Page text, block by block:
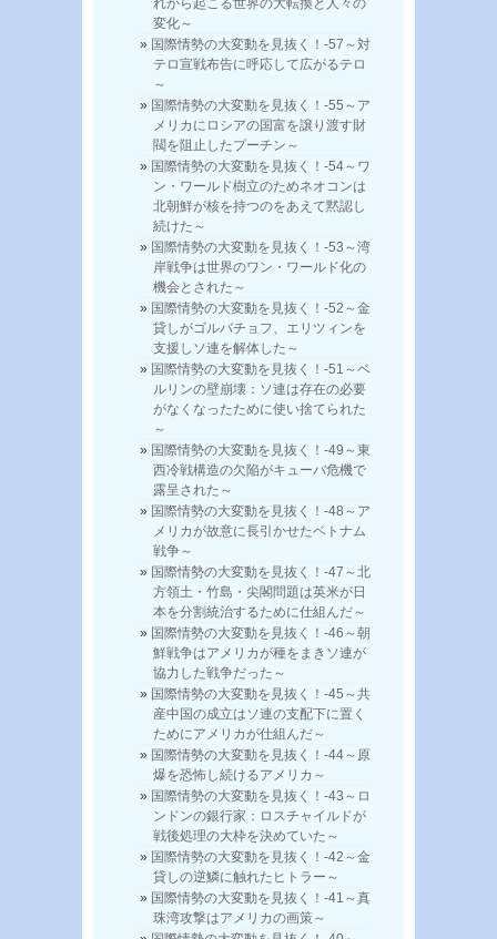
変化～
国際情勢の大変動を見抜く！-57～対
テロ宣戦布告に呼応して広がるテロ
～
国際情勢の大変動を見抜く！-55～ア
メリカにロシアの国富を譲り渡す財
閥を阻止したプーチン～
国際情勢の大変動を見抜く！-54～ワ
ン・ワールド樹立のためネオコンは
北朝鮮が核を持つのをあえて黙認し
続けた～
国際情勢の大変動を見抜く！-53～湾
岸戦争は世界のワン・ワールド化の
機会とされた～
国際情勢の大変動を見抜く！-52～金
貸しがゴルバチョフ、エリツィンを
支援しソ連を解体した～
国際情勢の大変動を見抜く！-51～ベ
ルリンの壁崩壊：ソ連は存在の必要
がなくなったために使い捨てられた
～
国際情勢の大変動を見抜く！-49～東
西冷戦構造の欠陥がキューバ危機で
露呈された～
国際情勢の大変動を見抜く！-48～ア
メリカが故意に長引かせたベトナム
戦争～
国際情勢の大変動を見抜く！-47～北
方領土・竹島・尖閣問題は英米が日
本を分割統治するために仕組んだ～
国際情勢の大変動を見抜く！-46～朝
鮮戦争はアメリカが種をまきソ連が
協力した戦争だった～
国際情勢の大変動を見抜く！-45～共
産中国の成立はソ連の支配下に置く
ためにアメリカが仕組んだ～
国際情勢の大変動を見抜く！-44～原
爆を恐怖し続けるアメリカ～
国際情勢の大変動を見抜く！-43～ロ
ンドンの銀行家：ロスチャイルドが
戦後処理の大枠を決めていた～
国際情勢の大変動を見抜く！-42～金
貸しの逆鱗に触れたヒトラー～
国際情勢の大変動を見抜く！-41～真
珠湾攻撃はアメリカの画策～